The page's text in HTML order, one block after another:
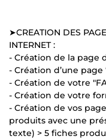
➤CREATION DES
INTERNET :
- Création de la page
- Création d’une page
- Création de votre
- Création de votre
- Création de vos
produits avec une
texte) > 5 fiches